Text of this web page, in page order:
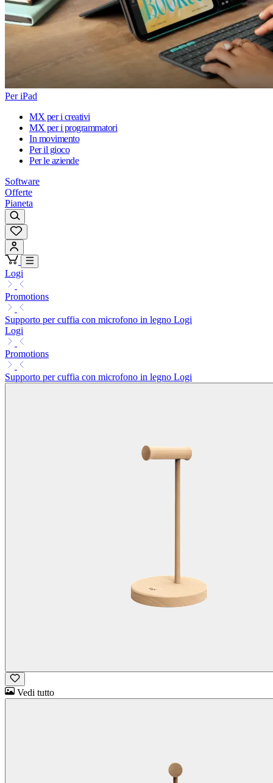
Per iPad
MX per i creativi
MX per i programmatori
In movimento
Per il gioco
Per le aziende
Software
Offerte
Pianeta
Logi
Promotions
Supporto per cuffia con microfono in legno Logi
Logi
Promotions
Supporto per cuffia con microfono in legno Logi
Vedi tutto